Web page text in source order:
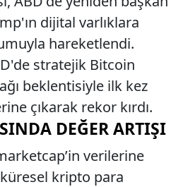
dijital varlıklara
hareketlendi.
stratejik Bitcoin
beklentisiyle ilk kez
çıkarak rekor kırdı.
DEĞER ARTIŞI
verilerine
kripto para